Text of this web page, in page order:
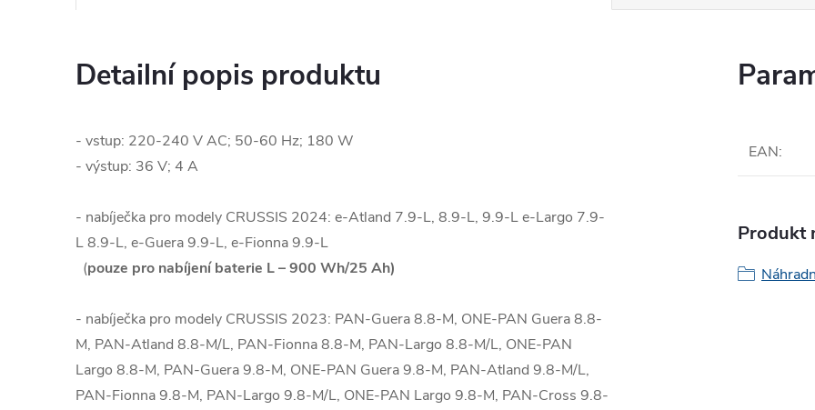
Detailní popis produktu
- vstup: 220-240 V AC; 50-60 Hz; 180 W
- výstup: 36 V; 4 A
- nabíječka pro modely CRUSSIS 2024: e-Atland 7.9-L, 8.9-L, 9.9-L e-Largo 7.9-
L 8.9-L, e-Guera 9.9-L, e-Fionna 9.9-L
(pouze pro nabíjení baterie L – 900 Wh/25 Ah)
- nabíječka pro modely CRUSSIS 2023: PAN-Guera 8.8-M, ONE-PAN Guera 8.8-
M, PAN-Atland 8.8-M/L, PAN-Fionna 8.8-M, PAN-Largo 8.8-M/L, ONE-PAN
Largo 8.8-M, PAN-Guera 9.8-M, ONE-PAN Guera 9.8-M, PAN-Atland 9.8-M/L,
PAN-Fionna 9.8-M, PAN-Largo 9.8-M/L, ONE-PAN Largo 9.8-M, PAN-Cross 9.8-
EAN:
Produkt